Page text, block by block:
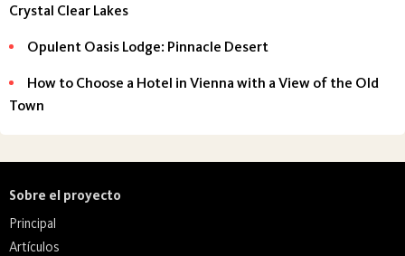
Crystal Clear Lakes
Opulent Oasis Lodge: Pinnacle Desert
How to Choose a Hotel in Vienna with a View of the Old
Town
Sobre el proyecto
Principal
Artículos